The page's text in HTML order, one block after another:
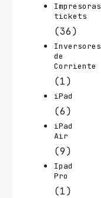
Impresoras
tickets
(36)
Inversores
de
Corriente
(1)
iPad
(6)
iPad
Air
(9)
Ipad
Pro
(1)